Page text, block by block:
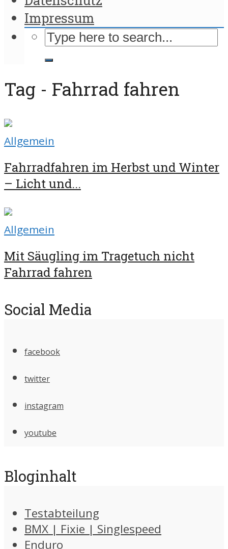
Impressum
Tag - Fahrrad fahren
Allgemein
Fahrradfahren im Herbst und Winter
– Licht und...
Allgemein
Mit Säugling im Tragetuch nicht
Fahrrad fahren
Social Media
facebook
twitter
instagram
youtube
Bloginhalt
Testabteilung
BMX | Fixie | Singlespeed
Enduro